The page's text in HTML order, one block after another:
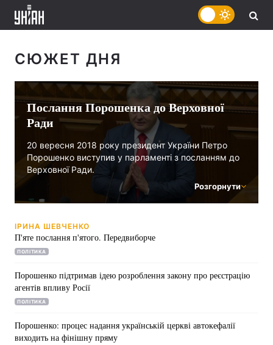
СЮЖЕТ ДНЯ
Послання Порошенка до Верховної
Ради
20 вересня 2018 року президент України Петро
Порошенко виступив у парламенті з посланням до
Верховної Ради.
Розгорнути
ІРИНА ШЕВЧЕНКО
П'яте послання п'ятого. Передвиборче
ПОЛІТИКА
Порошенко підтримав ідею розроблення закону про реєстрацію
агентів впливу Росії
ПОЛІТИКА
Порошенко: процес надання українській церкві автокефалії
виходить на фінішну пряму